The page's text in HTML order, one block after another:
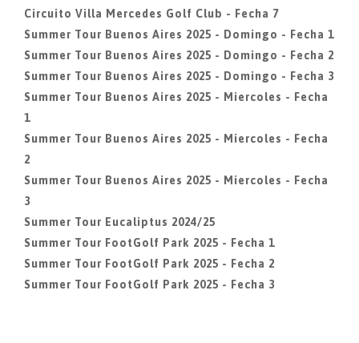
Circuito Villa Mercedes Golf Club - Fecha 7
Summer Tour Buenos Aires 2025 - Domingo - Fecha 1
Summer Tour Buenos Aires 2025 - Domingo - Fecha 2
Summer Tour Buenos Aires 2025 - Domingo - Fecha 3
Summer Tour Buenos Aires 2025 - Miercoles - Fecha
1
Summer Tour Buenos Aires 2025 - Miercoles - Fecha
2
Summer Tour Buenos Aires 2025 - Miercoles - Fecha
3
Summer Tour Eucaliptus 2024/25
Summer Tour FootGolf Park 2025 - Fecha 1
Summer Tour FootGolf Park 2025 - Fecha 2
Summer Tour FootGolf Park 2025 - Fecha 3